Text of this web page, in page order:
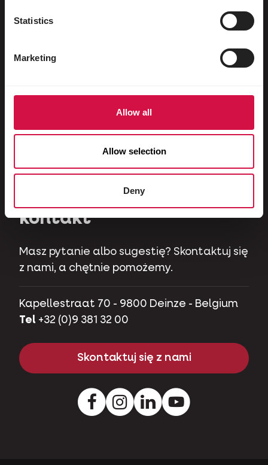
Statistics
Marketing
Allow all
Allow selection
Deny
Króliki
Roslinożercy
kontakt
Masz pytanie albo sugestię? Skontaktuj się
z nami, a chętnie pomożemy.
Kapellestraat 70 - 9800 Deinze - Belgium
Tel +32 (0)9 381 32 00
Skontaktuj się z nami
FacebookInstagramPinterestYoutube